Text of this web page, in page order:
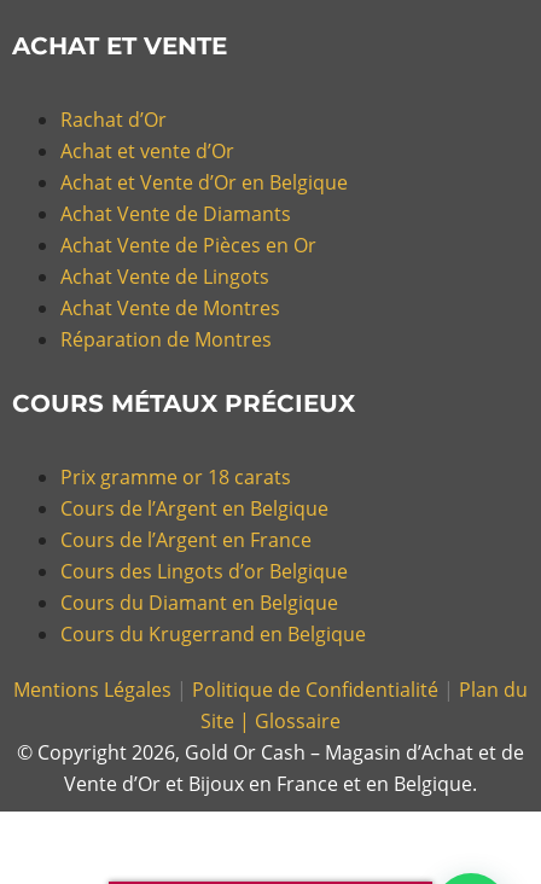
ACHAT ET VENTE
Rachat d’Or
Achat et vente d’Or
Achat et Vente d’Or en Belgique
Achat Vente de Diamants
Achat Vente de Pièces en Or
Achat Vente de Lingots
Achat Vente de Montres
Réparation de Montres
COURS MÉTAUX PRÉCIEUX
Prix gramme or 18 carats
Cours de l’Argent en Belgique
Cours de l’Argent en France
Cours des Lingots d’or Belgique
Cours du Diamant en Belgique
Cours du Krugerrand en Belgique
Mentions Légales | Politique de Confidentialité | Plan du
Site | Glossaire
© Copyright 2026, Gold Or Cash – Magasin d’Achat et de
Vente d’Or et Bijoux en France et en Belgique.